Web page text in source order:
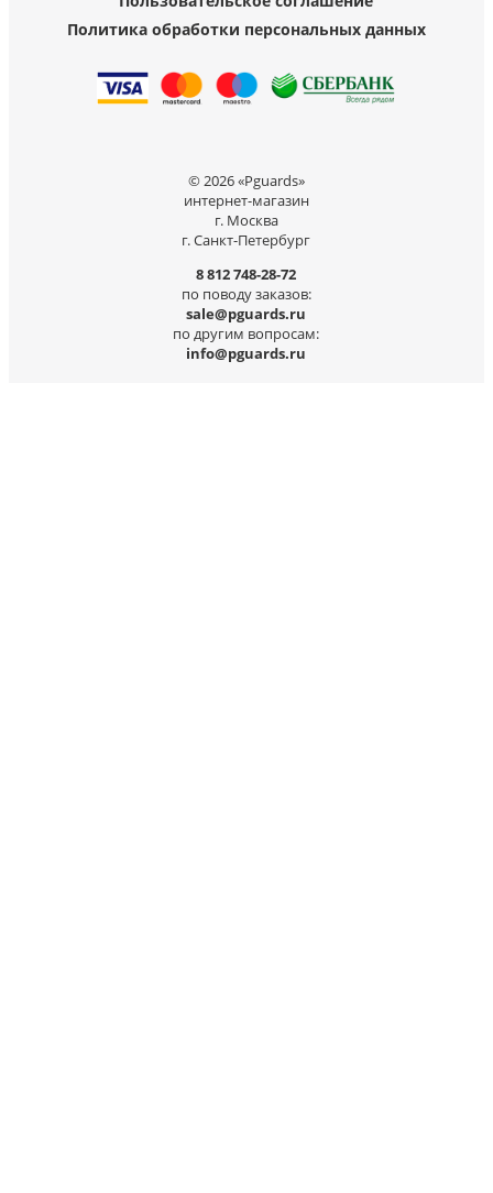
Политика обработки персональных данных
© 2026 «Pguards»
интернет-магазин
г. Москва
г. Санкт-Петербург
8 812 748-28-72
по поводу заказов:
sale@pguards.ru
по другим вопросам:
info@pguards.ru